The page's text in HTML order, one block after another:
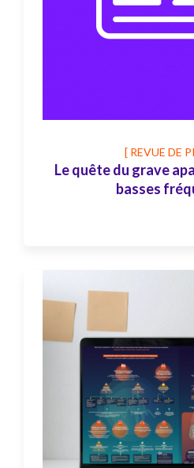
[ REVUE DE
Le quête du grave
basses